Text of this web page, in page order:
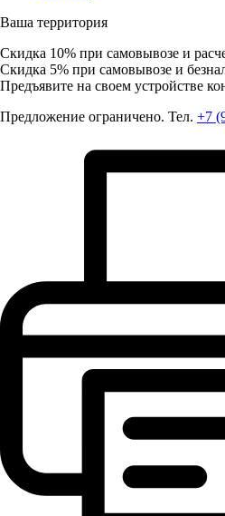
Ваша территория
Скидка 10% при самовывозе и
Скидка 5% при самовывозе и
Предъявите на своем устройстве
Предложение ограничено. Тел. +7